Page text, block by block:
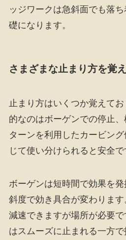
ッジワークは急斜面でも落
礎になります。
さまざまな止まり方を覚
止まり方はいくつか覚えて
的なのはボーゲンでの停止、
ターンを利用したカービン
じて使い分けられると安全で
ボーゲンは短時間で効果を
斜度で効き具合が変わりま
減速できますが場所が必要
はスムーズに止まれる一方で